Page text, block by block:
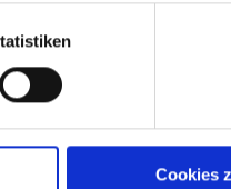
Cookies